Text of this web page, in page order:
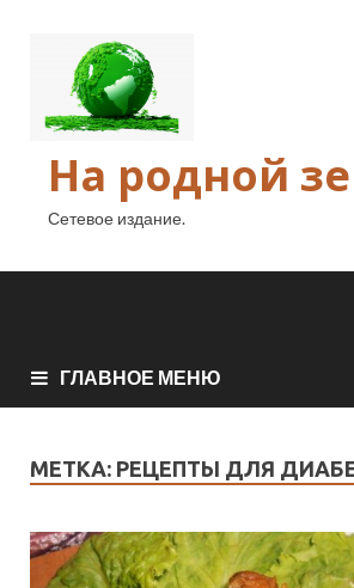
На родной
Сетевое издание.
ГЛАВНОЕ МЕНЮ
МЕТКА: РЕЦЕПТЫ ДЛЯ